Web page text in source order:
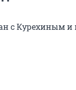
с Курехиным